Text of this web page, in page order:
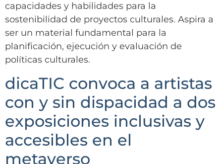
capacidades y habilidades para la
sostenibilidad de proyectos culturales. Aspira a
ser un material fundamental para la
planificación, ejecución y evaluación de
políticas culturales.
dicaTIC convoca a artistas
con y sin dispacidad a dos
exposiciones inclusivas y
accesibles en el
metaverso